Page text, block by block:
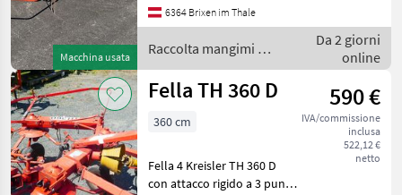
Macchina usata
Schwenkbock -
Grenzstreueinrichtung - 4
Kreisler mit 5 Armen - Ei
6364 Brixen im Thale
Raccolta mangimi /
Fella
Da 2 giorni
online
Fella TH 360 D 590 €
IVA/commissione
inclusa
522,12 €
netto
360 cm
Fella 4 Kreisler TH 360 D
con attacco rigido a 3 punti